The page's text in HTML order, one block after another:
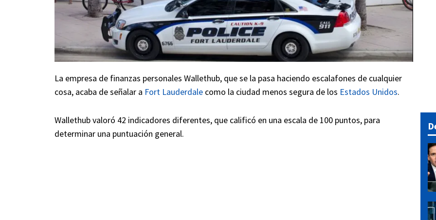
La empresa de finanzas personales Wallethub, que se la pasa haciendo escalafones de cualquier
cosa, acaba de señalar a Fort Lauderdale como la ciudad menos segura de los Estados Unidos.
Wallethub valoró 42 indicadores diferentes, que calificó en una escala de 100 puntos, para
determinar una puntuación general.